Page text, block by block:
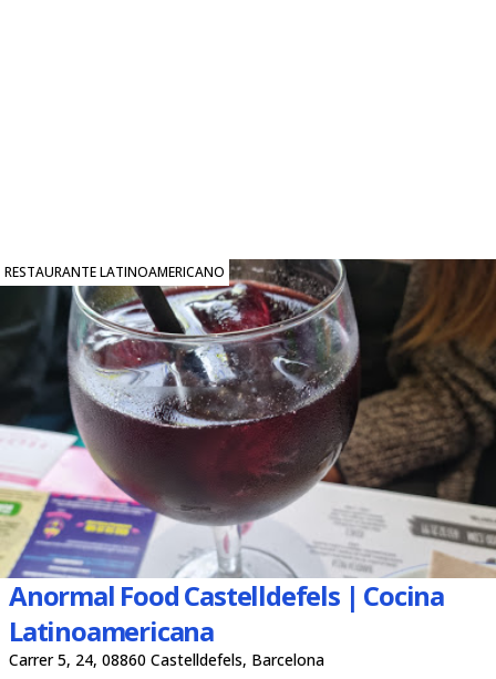
RESTAURANTE LATINOAMERICANO
Anormal Food Castelldefels | Cocina
Latinoamericana
Carrer 5, 24, 08860 Castelldefels, Barcelona